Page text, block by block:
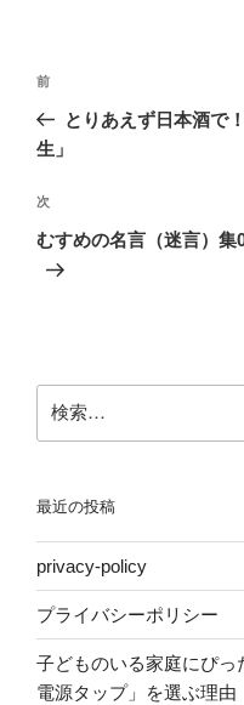
投
ナ
ゲ
ー
シ
前
の
投
前
とりあえず日本酒で
生」
次
の
次
むすめの名言（迷言）集
索:
最近の投稿
privacy-policy
プライバシーポリシー
子どものいる家庭にぴっ
電源タップ」を選ぶ理由